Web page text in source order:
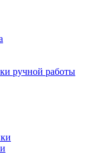
ручной работы